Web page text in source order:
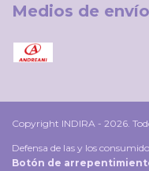
Medios de envío
Copyright INDIRA - 2026.
Defensa de las y los
Botón de